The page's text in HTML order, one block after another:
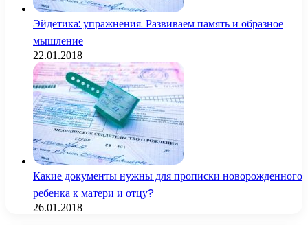
Эйдетика: упражнения. Развиваем память и образное
мышление
22.01.2018
Какие документы нужны для прописки новорожденного
ребенка к матери и отцу?
26.01.2018